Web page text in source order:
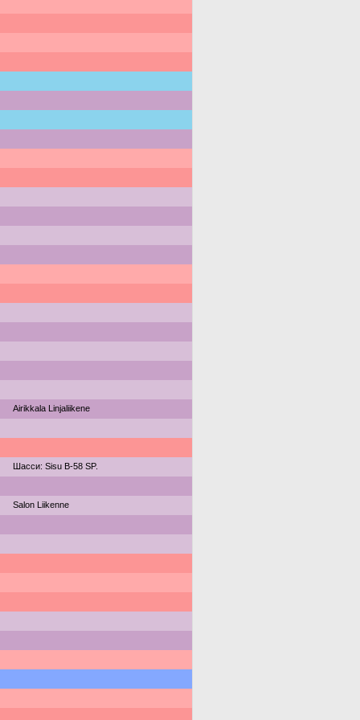
Airikkala Linjaliikene
Шасси: Sisu B-58 SP.
Salon Liikenne